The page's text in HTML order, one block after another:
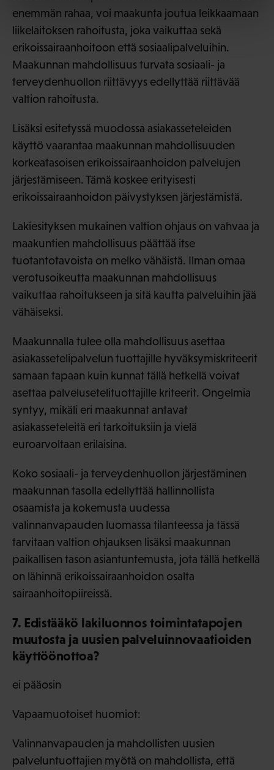
enemmän rahaa, voi maakunta joutua leikkaamaan
liikelaitoksen rahoitusta, joka vaikuttaa sekä
erikoissairaanhoitoon että sosiaalipalveluihin.
Maakunnan mahdollisuus turvata sosiaali- ja
terveydenhuollon riittävyys edellyttää riittävää
valtion rahoitusta.
Lisäksi esitetyssä muodossa asiakasseteleiden
käyttö vaarantaa maakunnan mahdollisuuden
korkeatasoisen erikoissairaanhoidon palvelujen
järjestämiseen. Tämä koskee erityisesti
erikoissairaanhoidon päivystyksen järjestämistä.
Lakiesityksen mukainen valtion ohjaus on vahvaa ja
maakuntien mahdollisuus päättää itse
tuotantotavoista on melko vähäistä. Ilman omaa
verotusoikeutta maakunnan mahdollisuus
vaikuttaa rahoitukseen ja sitä kautta palveluihin jää
vähäiseksi.
Maakunnalla tulee olla mahdollisuus asettaa
asiakassetelipalvelun tuottajille hyväksymiskriteerit
samaan tapaan kuin kunnat tällä hetkellä voivat
asettaa palvelusetelituottajille kriteerit. Ongelmia
syntyy, mikäli eri maakunnat antavat
asiakasseteleitä eri tarkoituksiin ja vielä
euroarvoltaan erilaisina.
Koko sosiaali- ja terveydenhuollon järjestäminen
maakunnan tasolla edellyttää hallinnollista
osaamista ja kokemusta uudessa
valinnanvapauden luomassa tilanteessa ja tässä
tarvitaan valtion ohjauksen lisäksi maakunnan
paikallisen tason asiantuntemusta, jota tällä hetkellä
on lähinnä erikoissairaanhoidon osalta
sairaanhoitopiireissä.
7. Edistääkö lakiluonnos toimintatapojen
muutosta ja uusien palveluinnovaatioiden
käyttöönottoa?
ei pääosin
Vapaamuotoiset huomiot:
Valinnanvapauden ja mahdollisten uusien
palveluntuottajien myötä on mahdollista, että